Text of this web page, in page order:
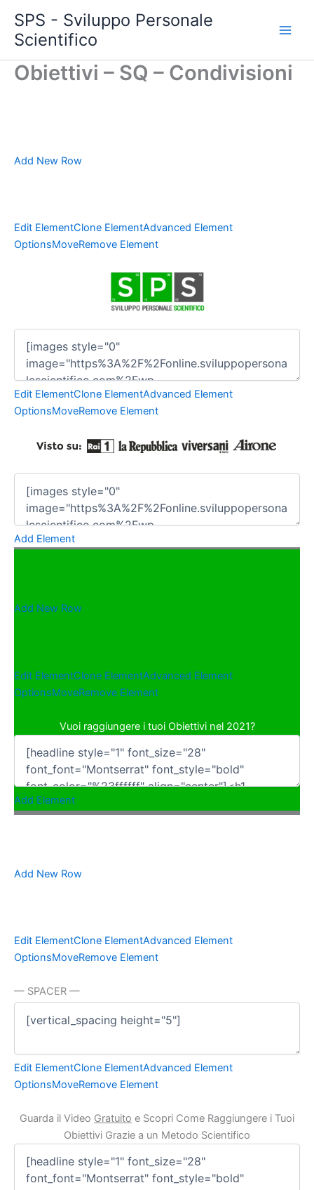
contenuto
SPS - Sviluppo Personale
Scientifico
Obiettivi – SQ – Condivisioni
Add New Row
Edit ElementClone ElementAdvanced Element
OptionsMoveRemove Element
Edit ElementClone ElementAdvanced Element
OptionsMoveRemove Element
Add Element
Add New Row
Edit ElementClone ElementAdvanced Element
OptionsMoveRemove Element
Vuoi raggiungere i tuoi Obiettivi nel 2021?
Add Element
Add New Row
Edit ElementClone ElementAdvanced Element
OptionsMoveRemove Element
— SPACER —
Edit ElementClone ElementAdvanced Element
OptionsMoveRemove Element
Guarda il Video Gratuito e Scopri Come Raggiungere i Tuoi
Obiettivi Grazie a un Metodo Scientifico